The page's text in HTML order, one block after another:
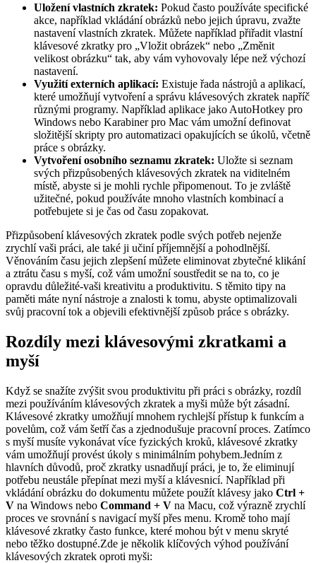
Uložení vlastních zkratek: Pokud často používáte specifické
akce, například vkládání obrázků nebo jejich úpravu, zvažte
nastavení vlastních zkratek. Můžete například přiřadit vlastní
klávesové zkratky pro „Vložit obrázek“ nebo „Změnit
velikost obrázku“ tak, aby vám vyhovovaly lépe než výchozí
nastavení.
Využití externích aplikací: Existuje řada nástrojů a aplikací,
které umožňují vytvoření a správu klávesových zkratek napříč
různými programy. Například aplikace jako AutoHotkey pro
Windows nebo Karabiner pro Mac vám umožní definovat
složitější skripty pro automatizaci opakujících se úkolů, včetně
práce s obrázky.
Vytvoření osobního seznamu zkratek: Uložte si seznam
svých přizpůsobených klávesových zkratek na viditelném
místě, abyste si je mohli rychle připomenout. To je zvláště
užitečné, pokud používáte mnoho vlastních kombinací a
potřebujete si je čas od času zopakovat.
Přizpůsobení klávesových zkratek podle svých potřeb nejenže
zrychlí vaši práci, ale také ji učiní příjemnější a pohodlnější.
Věnováním času jejich zlepšení můžete eliminovat zbytečné klikání
a ztrátu času s myší, což vám umožní soustředit se na to, co je
opravdu důležité-vaši kreativitu a produktivitu. S těmito tipy na
paměti máte nyní nástroje a znalosti k tomu, abyste optimalizovali
svůj pracovní tok a objevili efektivnější způsob práce s obrázky.
Rozdíly mezi klávesovými zkratkami a
myší
Když se snažíte zvýšit svou produktivitu při práci s obrázky, rozdíl
mezi používáním klávesových zkratek a myši může být zásadní.
Klávesové zkratky umožňují mnohem rychlejší přístup k funkcím a
povelům, což vám šetří čas a zjednodušuje pracovní proces. Zatímco
s myší musíte vykonávat více fyzických kroků, klávesové zkratky
vám umožňují provést úkoly s minimálním pohybem.Jedním z
hlavních důvodů, proč zkratky usnadňují práci, je to, že eliminují
potřebu neustále přepínat mezi myší a klávesnicí. Například při
vkládání obrázku do dokumentu můžete použít klávesy jako Ctrl +
V na Windows nebo Command + V na Macu, což výrazně zrychlí
proces ve srovnání s navigací myší přes menu. Kromě toho mají
klávesové zkratky často funkce, které mohou být v menu skryté
nebo těžko dostupné.Zde je několik klíčových výhod používání
klávesových zkratek oproti myši: